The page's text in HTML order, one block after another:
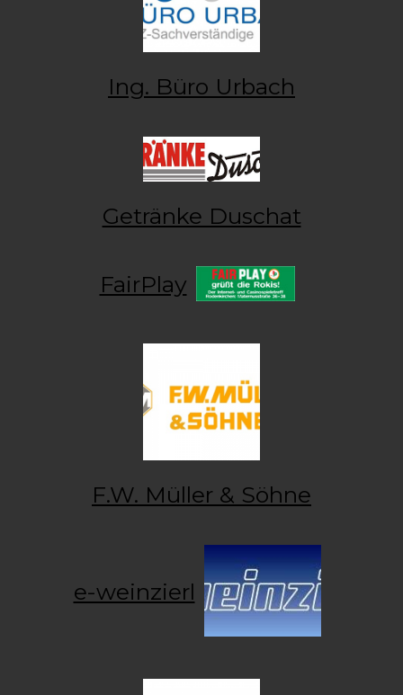
Ing. Büro Urbach
Getränke Duschat
FairPlay
F.W. Müller & Söhne
e-weinzierl